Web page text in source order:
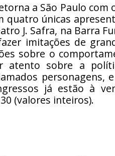
a São Paulo com
quatro únicas
J. Safra, na Barra
imitações de
sobre o
atento sobre a
personagens,
já estão à
(valores inteiros).